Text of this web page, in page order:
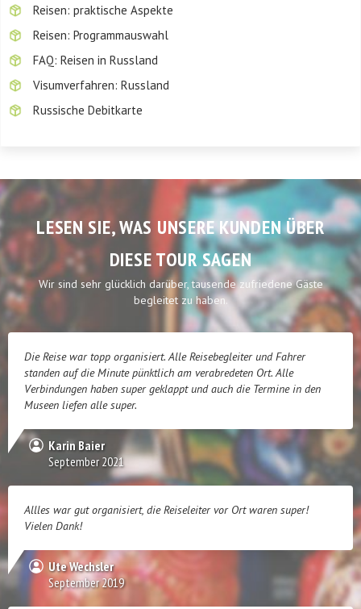
Reisen: praktische Aspekte
Reisen: Programmauswahl
FAQ: Reisen in Russland
Visumverfahren: Russland
Russische Debitkarte
LESEN SIE, WAS UNSERE KUNDEN ÜBER
DIESE TOUR SAGEN
Wir sind sehr glücklich darüber, tausende zufriedene Gäste
begleitet zu haben.
Die Reise war topp organisiert. Alle Reisebegleiter und Fahrer
standen auf die Minute pünktlich am verabredeten Ort. Alle
Verbindungen haben super geklappt und auch die Termine in den
Museen liefen alle super.
Karin Baier
September 2021
Allles war gut organisiert, die Reiseleiter vor Ort waren super!
Vielen Dank!
Ute Wechsler
September 2019